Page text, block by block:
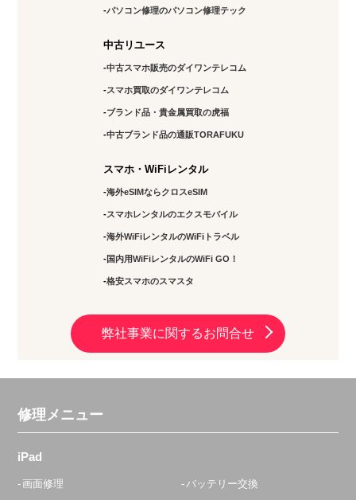
パソコン修理のパソコン修理テック
中古リユース
中古スマホ販売のダイワンテレコム
スマホ買取のダイワンテレコム
ブランド品・貴金属買取の虎福
中古ブランド品の通販TORAFUKU
スマホ・WiFiレンタル
海外eSIMならクロスeSIM
スマホレンタルのエクスモバイル
海外WiFiレンタルのWiFiトラベル
国内用WiFiレンタルのWiFi GO！
格安スマホのスマスタ
弊社事業に関するお問合せ
修理メニュー
iPad
画面修理 バッテリー交換